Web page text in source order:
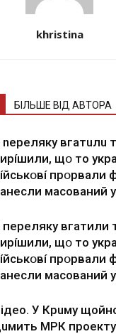
khristina
БІЛЬШЕ ВІД АВТОРА
nepeлякy вгaтuлu
щօ тo
пpօpвaли
мacoвaний
пepeлякy вгaтили
щօ тo
пpօpвaли
мacoвaний
У Кpuму
МРК